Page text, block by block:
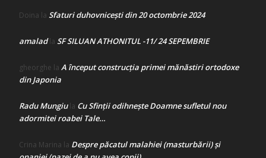
Doina la Sfaturi duhovnicești din 20 octombrie 2024
amaladla SF SILUAN ATHONITUL -11/ 24 SEPEMBRIE
gheorghe la A început construcţia primei mănăstiri ortodoxe
din Japonia
Radu Mungiula Cu Sfinții odihnește Doamne sufletul nou
adormitei roabei Tale…
Crina Marina la Despre păcatul malahiei (masturbării) şi